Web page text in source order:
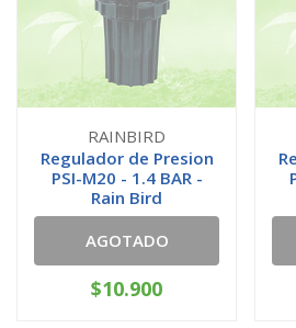
RAINBIRD
Regulador de Presion
PSI-M20 - 1.4 BAR -
Rain Bird
AGOTADO
$10.900